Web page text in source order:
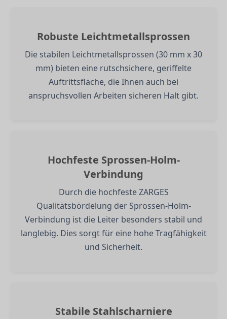
Robuste Leichtmetallsprossen
Die stabilen Leichtmetallsprossen (30 mm x 30
mm) bieten eine rutschsichere, geriffelte
Auftrittsfläche, die Ihnen auch bei
anspruchsvollen Arbeiten sicheren Halt gibt.
Hochfeste Sprossen-Holm-
Verbindung
Durch die hochfeste ZARGES
Qualitätsbördelung der Sprossen-Holm-
Verbindung ist die Leiter besonders stabil und
langlebig. Dies sorgt für eine hohe Tragfähigkeit
und Sicherheit.
Stabile Stahlscharniere